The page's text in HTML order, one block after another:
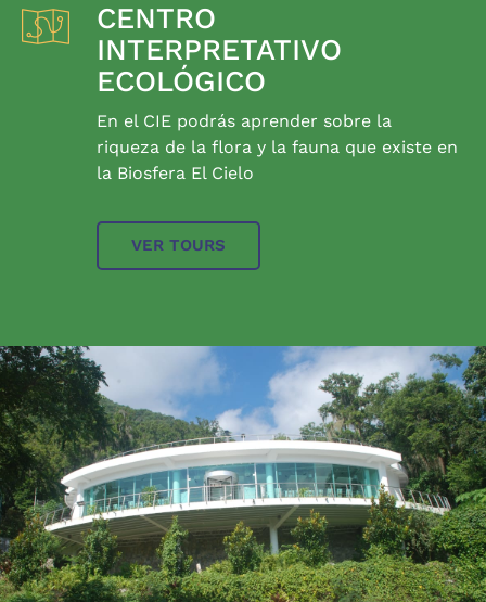
CENTRO
INTERPRETATIVO
ECOLÓGICO
En el CIE podrás aprender sobre la
riqueza de la flora y la fauna que existe en
la Biosfera El Cielo
VER TOURS